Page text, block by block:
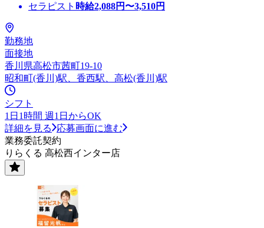
セラピスト 時給2,088円〜3,510円
勤務地
面接地
香川県高松市茜町19-10
昭和町(香川)駅、香西駅、高松(香川)駅
シフト
1日1時間 週1日からOK
詳細を見る
応募画面に進む
業務委託契約
りらくる 高松西インター店